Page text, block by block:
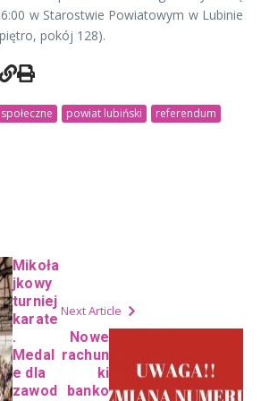
w Starostwie Powiatowym w Lubinie
pokój 128).
powiat lubiński
referendum
Mikoła
jkowy
turniej
karate
.
Medal
e dla
zawod
Next Article
Nowe
rachun
ki
banko